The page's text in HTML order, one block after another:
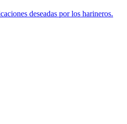
deseadas por los harineros.